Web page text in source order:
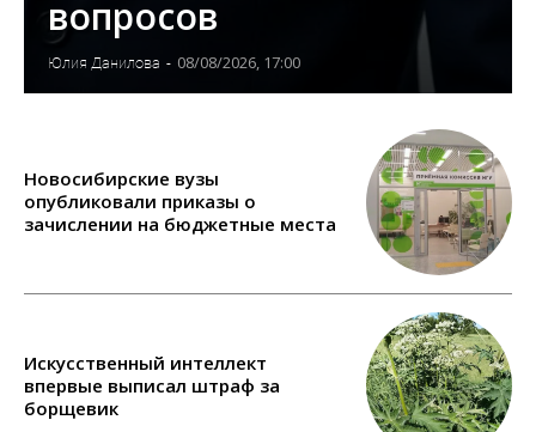
вопросов
Юлия Данилова - 08/08/2026, 17:00
Новосибирские вузы
опубликовали приказы о
зачислении на бюджетные места
Искусственный интеллект
впервые выписал штраф за
борщевик